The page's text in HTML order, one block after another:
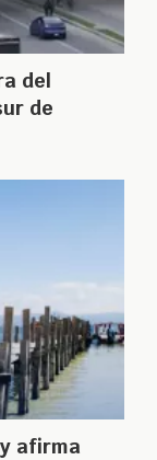
del
de
afirma